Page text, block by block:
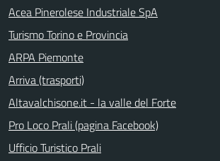
Acea Pinerolese Industriale SpA
Turismo Torino e Provincia
ARPA Piemonte
Arriva (trasporti)
Altavalchisone.it - la valle del Forte
Pro Loco Prali (pagina Facebook)
Ufficio Turistico Prali